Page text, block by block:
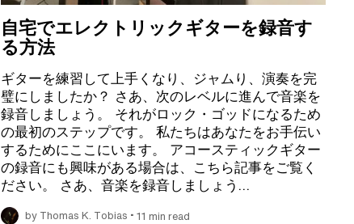
自宅でエレクトリックギターを録音す
る方法
ギターを練習して上手くなり、ジャムり、演奏を完
璧にしましたか？ さあ、次のレベルに進んで音楽を
録音しましょう。 それがロック・ゴッドになるため
の最初のステップです。 私たちはあなたをお手伝い
するためにここにいます。 アコースティックギター
の録音にも興味がある場合は、こちら記事をご覧く
ださい。 さあ、音楽を録音しましょう…
by Thomas K. Tobias • 11 min read